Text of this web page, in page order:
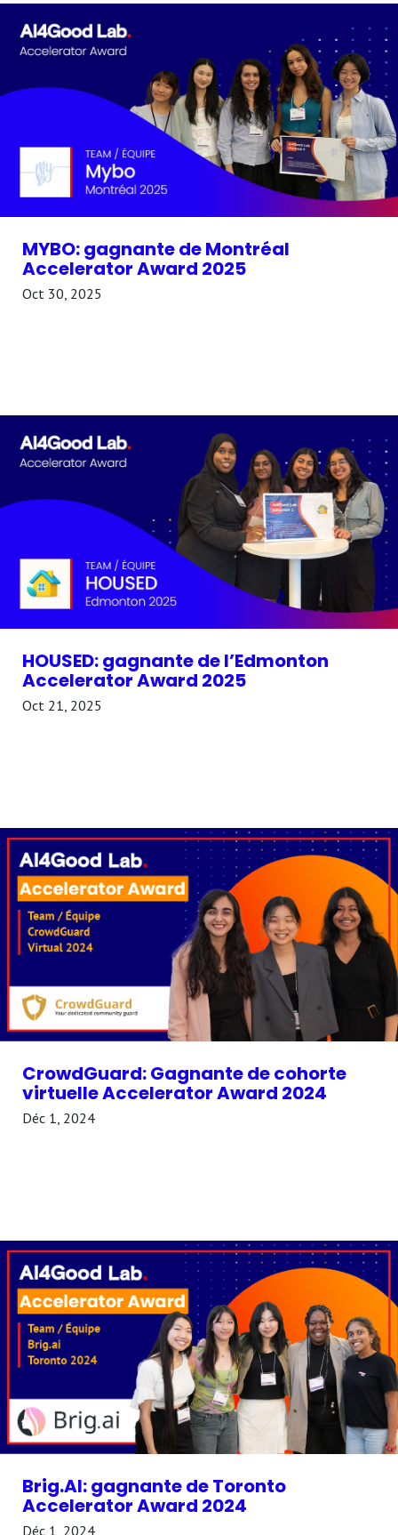
MYBO: gagnante de Montréal
Accelerator Award 2025
Oct 30, 2025
HOUSED: gagnante de l’Edmonton
Accelerator Award 2025
Oct 21, 2025
CrowdGuard: Gagnante de cohorte
virtuelle Accelerator Award 2024
Déc 1, 2024
Brig.AI: gagnante de Toronto
Accelerator Award 2024
Déc 1, 2024